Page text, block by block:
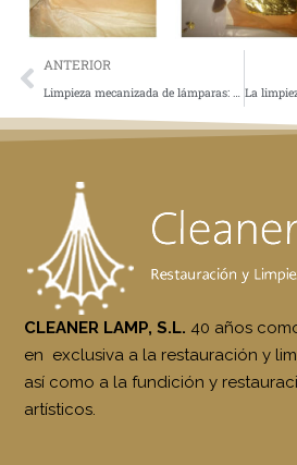
ANTERIOR
Limpieza mecanizada de lámparas: qué es y cuándo conviene frente a la limpieza manual
CLEANER LAMP, S.L. 40 años
en exclusiva a la restauración y
así como a la fundición y
artísticos.